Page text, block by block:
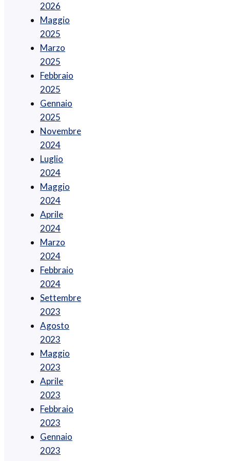
2026
Maggio
2025
Marzo
2025
Febbraio
2025
Gennaio
2025
Novembre
2024
Luglio
2024
Maggio
2024
Aprile
2024
Marzo
2024
Febbraio
2024
Settembre
2023
Agosto
2023
Maggio
2023
Aprile
2023
Febbraio
2023
Gennaio
2023